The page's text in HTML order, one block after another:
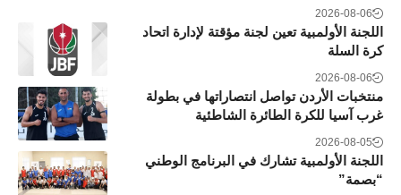
2026-08-06
اللجنة الأولمبية تعين لجنة مؤقتة لإدارة اتحاد
كرة السلة
2026-08-06
منتخبات الأردن تواصل انتصاراتها في بطولة
غرب آسيا للكرة الطائرة الشاطئية
2026-08-05
اللجنة الأولمبية تشارك في البرنامج الوطني
“بصمة”